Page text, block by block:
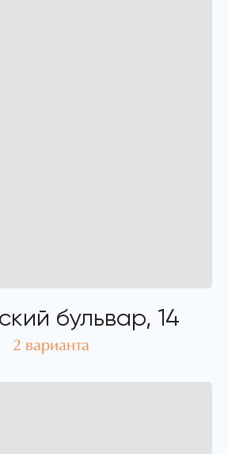
бульвар, 14
2 варианта